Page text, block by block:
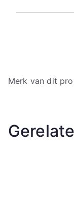
Merk van dit